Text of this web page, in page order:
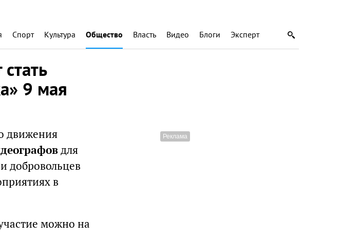
Спорт Культура Общество Власть Видео Блоги Эксперт
9 мая
движения
для
добровольцев
в
можно на